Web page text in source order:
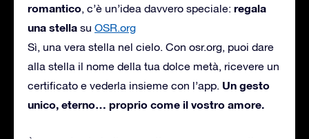
romantico, c’è un’idea davvero speciale: regala
una stella su OSR.org
Sì, una vera stella nel cielo. Con osr.org, puoi dare
alla stella il nome della tua dolce metà, ricevere un
certificato e vederla insieme con l’app. Un gesto
unico, eterno… proprio come il vostro amore.